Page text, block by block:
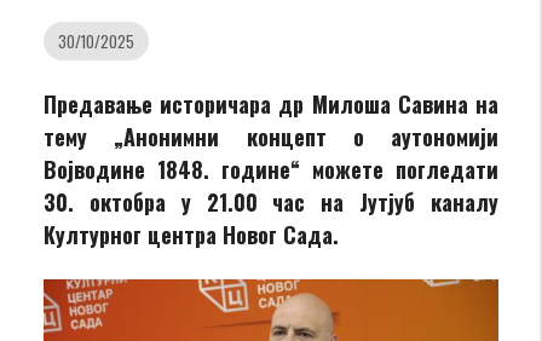
30/10/2025
Предавање историчара др Милоша Савина на
тему „Анонимни концепт о аутономији
Војводине 1848. године“ можете погледати
30. октобра у 21.00 час на Јутјуб каналу
Културног центра Новог Сада.